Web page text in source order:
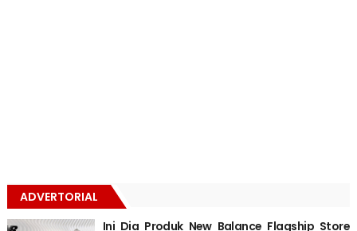
ADVERTORIAL
Ini Dia Produk New Balance Flagship Store